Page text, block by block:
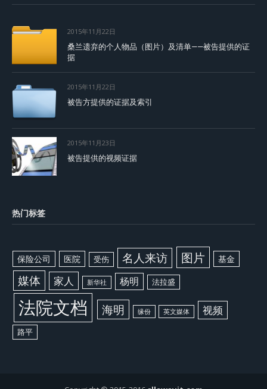
2015年11月22日
桑兰遗弃的个人物品（图片）及清单——被告提供的证
据
2015年11月22日
被告方提供的证据及索引
2015年11月23日
被告提供的视频证据
热门标签
保险公司 医院 受伤 名人来访 图片 基金
媒体 家人 新华社 杨明 法拉盛
法院文档 海明 缘份 英文媒体 视频
路平